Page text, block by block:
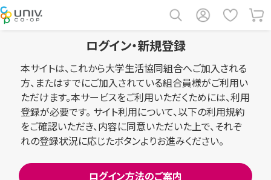
ログイン・新規登録
本サイトは、これから大学生活協同組合へご加入される
方、またはすでにご加入されている組合員様がご利用い
ただけます。本サービスをご利用いただくためには、利用
登録が必要です。 サイト利用について、以下の利用規約
をご確認いただき、内容に同意いただいた上で、それぞ
れの登録状況に応じたボタンよりお進みください。
ログイン方法のご案内